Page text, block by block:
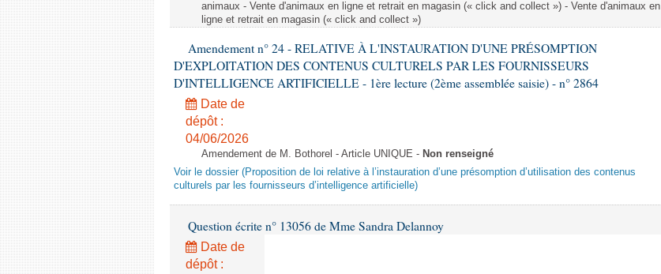
animaux - Vente d'animaux en ligne et retrait en magasin (« click and collect ») - Vente d'animaux en
ligne et retrait en magasin (« click and collect »)
Amendement n° 24 - RELATIVE À L'INSTAURATION D'UNE PRÉSOMPTION
D'EXPLOITATION DES CONTENUS CULTURELS PAR LES FOURNISSEURS
D'INTELLIGENCE ARTIFICIELLE - 1ère lecture (2ème assemblée saisie) - n° 2864
Date de
dépôt :
04/06/2026
Amendement de M. Bothorel - Article UNIQUE - Non renseigné
Voir le dossier (Proposition de loi relative à l’instauration d’une présomption d’utilisation des contenus
culturels par les fournisseurs d’intelligence artificielle)
Question écrite n° 13056 de Mme Sandra Delannoy
Date de
dépôt :